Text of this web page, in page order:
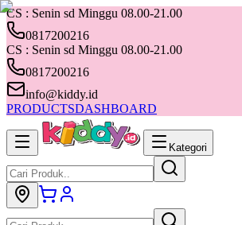
CS : Senin sd Minggu 08.00-21.00
0817200216
CS : Senin sd Minggu 08.00-21.00
0817200216
info@kiddy.id
PRODUCTSDASHBOARD
Kategori